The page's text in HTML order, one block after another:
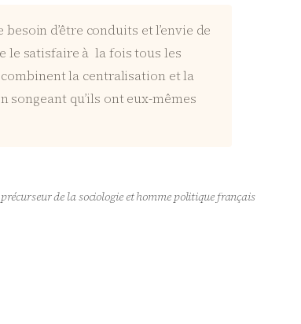
d’être conduits et l’envie de
le satisfaire à la fois tous les
la centralisation et la
songeant qu’ils ont eux-mêmes
de la sociologie et homme politique français